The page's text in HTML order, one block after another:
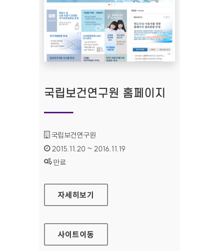
국립보건연구원 홈페이지
기관명 :
국립보건연구원
인증기간 :
2015.11.20 ~ 2016.11.19
상태 :
만료
국립보건연구원 홈페이지
자세히보기
사이트이동